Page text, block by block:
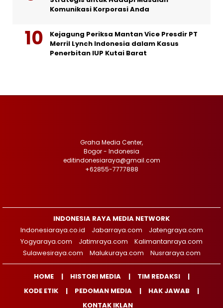
Komunikasi Korporasi Anda
Kejagung Periksa Mantan Vice Presdir PT
Merril Lynch Indonesia dalam Kasus
Penerbitan IUP Kutai Barat
Graha Media Center,
Bogor - Indonesia
editindonesiaraya@gmail.com
+62855-7777888
INDONESIA RAYA MEDIA NETWORK
Indonesiaraya.co.id
Jabarraya.com
Jatengraya.com
Yogyaraya.com
Jatimraya.com
Kalimantanraya.com
Sulawesiraya.com
Malukuraya.com Nusraraya.com
HOME HISTORI MEDIA
TIM REDAKSI
KODE ETIK
PEDOMAN MEDIA
HAK JAWAB
KONTAK IKLAN